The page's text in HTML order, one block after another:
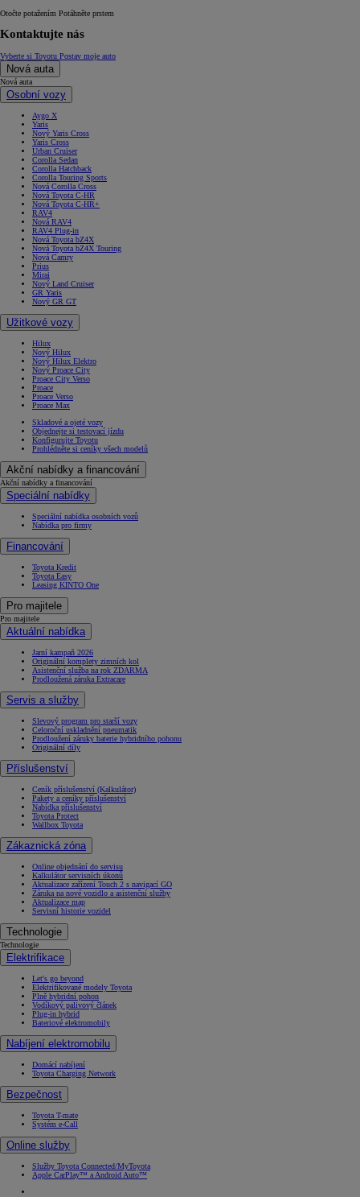
Otočte potažením Potáhněte prstem
Kontaktujte nás
Vyberte si Toyotu Postav moje auto
Nová auta
Nová auta
Osobní vozy
Aygo X
Yaris
Nový Yaris Cross
Yaris Cross
Urban Cruiser
Corolla Sedan
Corolla Hatchback
Corolla Touring Sports
Nová Corolla Cross
Nová Toyota C-HR
Nová Toyota C-HR+
RAV4
Nová RAV4
RAV4 Plug-in
Nová Toyota bZ4X
Nová Toyota bZ4X Touring
Nová Camry
Prius
Mirai
Nový Land Cruiser
GR Yaris
Nový GR GT
Užitkové vozy
Hilux
Nový Hilux
Nový Hilux Elektro
Nový Proace City
Proace City Verso
Proace
Proace Verso
Proace Max
Skladové a ojeté vozy
Objednejte si testovací jízdu
Konfigurujte Toyotu
Prohlédněte si ceníky všech modelů
Akční nabídky a financování
Akční nabídky a financování
Speciální nabídky
Speciální nabídka osobních vozů
Nabídka pro firmy
Financování
Toyota Kredit
Toyota Easy
Leasing KINTO One
Pro majitele
Pro majitele
Aktuální nabídka
Jarní kampaň 2026
Originální komplety zimních kol
Asistenční služba na rok ZDARMA
Prodloužená záruka Extracare
Servis a služby
Slevový program pro starší vozy
Celoroční uskladnění pneumatik
Prodloužení záruky baterie hybridního pohonu
Originální díly
Příslušenství
Ceník příslušenství (Kalkulátor)
Pakety a ceníky příslušenství
Nabídka příslušenství
Toyota Protect
Wallbox Toyota
Zákaznická zóna
Online objednání do servisu
Kalkulátor servisních úkonů
Aktualizace zařízení Touch 2 s navigací GO
Záruka na nové vozidlo a asistenční služby
Aktualizace map
Servisní historie vozidel
Technologie
Technologie
Elektrifikace
Let's go beyond
Elektrifikované modely Toyota
Plně hybridní pohon
Vodíkový palivový článek
Plug-in hybrid
Bateriové elektromobily
Nabíjení elektromobilu
Domácí nabíjení
Toyota Charging Network
Bezpečnost
Toyota T-mate
Systém e-Call
Online služby
Služby Toyota Connected/MyToyota
Apple CarPlay™ a Android Auto™